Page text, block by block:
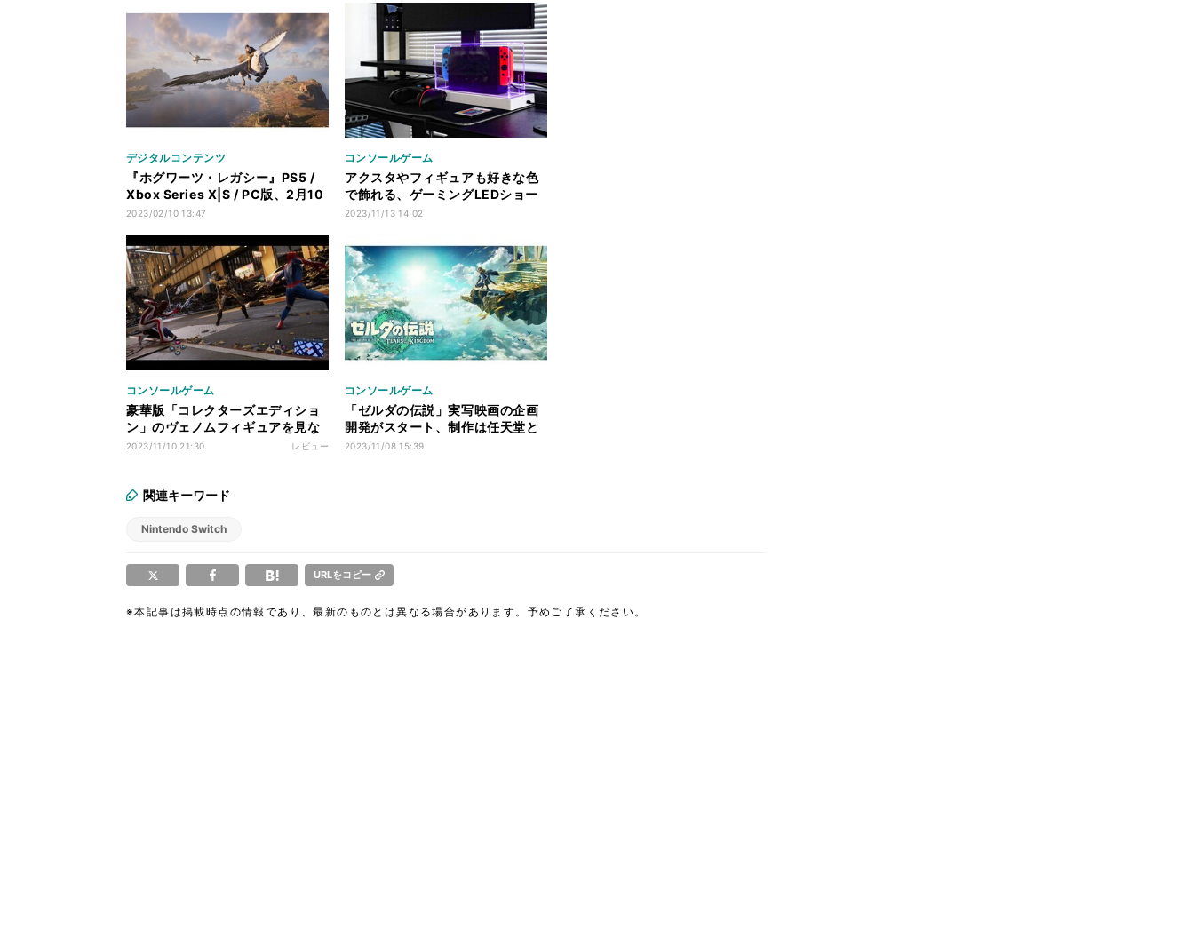
デジタルコンテンツ
『ホグワーツ・レガシー』PS5 /
Xbox Series X|S / PC版、2月10
日に発売
2023/02/10 13:47
コンソールゲーム
アクスタやフィギュアも好きな色
で飾れる、ゲーミングLEDショー
ケース
2023/11/13 14:02
コンソールゲーム
豪華版「コレクターズエディショ
ン」のヴェノムフィギュアを見な
がら『スパイダーマン2』をプレイ
2023/11/10 21:30 レビュー
コンソールゲーム
「ゼルダの伝説」実写映画の企画
開発がスタート、制作は任天堂と
Arad Productions
2023/11/08 15:39
関連キーワード
Nintendo Switch
URLをコピー
※本記事は掲載時点の情報であり、最新のものとは異なる場合があります。予めご了承ください。